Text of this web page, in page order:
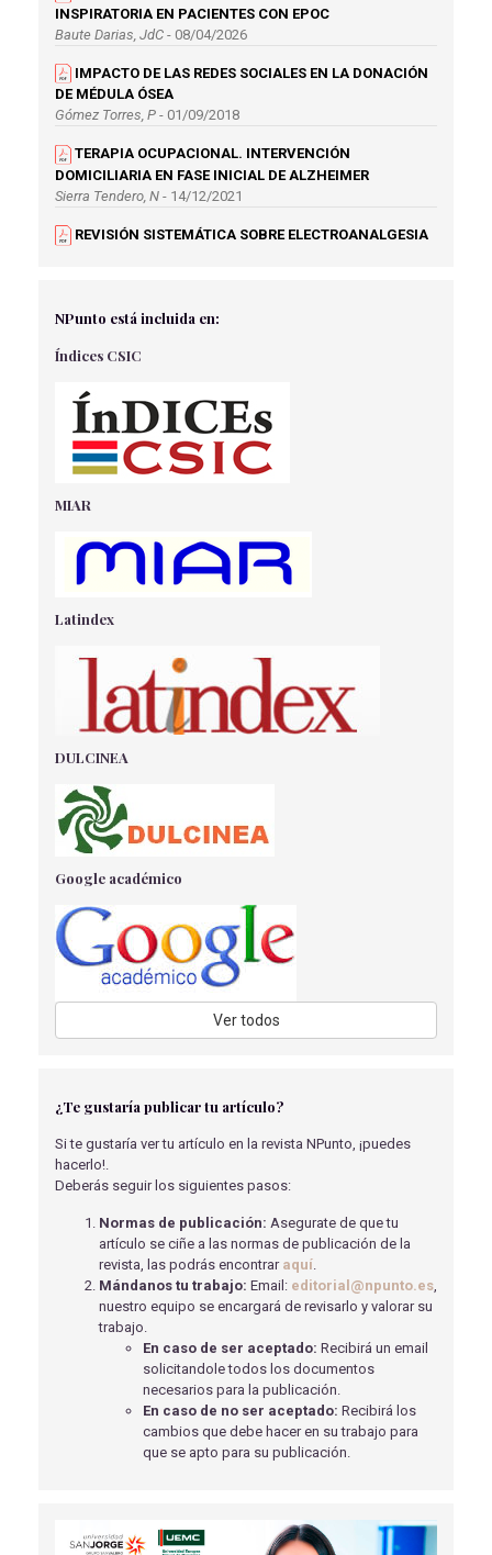
PREVENIR LA MUTACIÓN GENÉTICA
REQUENA TORRES, F
ALIMENTANCIÓN ENTERAL CON COMIDA CASERA EN
GASTROSTOMÍA ENDOSCÓPICA PERCUTÁNEA
García Muñoz, S
EFICACIA DE LA SUPLEMENTACIÓN CON GLUTAMINA
EN PACIENTES CRÍTICOS
García Muñoz, S
INSPIRATORIA EN PACIENTES CON EPOC
Baute Darias, JdC - 08/04/2026
IMPACTO DE LAS REDES SOCIALES EN LA DONACIÓN
DE MÉDULA ÓSEA
Gómez Torres, P - 01/09/2018
TERAPIA OCUPACIONAL. INTERVENCIÓN
DOMICILIARIA EN FASE INICIAL DE ALZHEIMER
Sierra Tendero, N - 14/12/2021
REVISIÓN SISTEMÁTICA SOBRE ELECTROANALGESIA
ARTÍCULO DE REVISIÓN - GESTIÓN DEL CUIDADO DE
SÍNDROME DE DISFUNCIÓN MULTIORGÁNICA
ESTRÉS EN EL PERSONAL EVENTUAL DE QUIRÓFANO
EN ORTOPEDIA Y TRAUMATOLOGÍA.
Mota Fernández J. - 02/04/2018
REVISIÓN BIBLIOGRÁFICA - TERAPIA FÁGICA COMO
Barco Güete, P
- 21/01/2021
TRIAJE EN ENFERMERÍA
LA CITOQUINA PROINFLAMATORIA INTERLEUQUINA-6
Fernández-Aparicio, Á., Correa-Rodríguez, M., Mohatar-Barba,
M., Enrique-Mirón, C., López-Olivares, M., González-Jiménez, E
08/09/2022
ACTUACIÓN SANITARIA PARA RCP EN MUJERES
GESTANTES
Tortosa Egea, S
CASO CLÍNICO: ICTERICIA MULTIFACTORIAL NO
Martos Martos, M- 01/09/2018
CUIDADOS EN EL POSOPERATORIO INMEDIATO DEL
PACIENTE CON TRASPLANTE CARDÍACO.
Navarro García C. - 02/04/2018
TRASTORNOS DE LA CONDUCTA ALIMENTARIA:
DETECCIÓN PRECOZ, ASPECTOS MÉDICOS Y ABORDAJE
CASO CLÍNICO - ESFUERZO PERCIBIDO EN LA
VOLUMÉTRICO Y DE FLUJO ENTRE SUJETOS OBESOS Y
CON NORMOPESO
QUILES MATEO, A- 13/05/2020
CAMBIOS EN LA SEXUALIDAD FEMENINA
PRODUCIDOS POR LA MENOPAUSIA. EDUCACIÓN
ENFERMERA
Jiménez Serrano, R - 01/09/2018
EL ABORTO, ENTRE LA LEGALIDAD Y LA BIOÉTICA
Granda Berridi, L- 01/06/2018
TRATAMIENTO FISIOTERÁPICO DEL ESGUINCE DE
TOBILLO EN EL FÚTBOL
Sánchez González, A- 17/11/2020
Sánchez Rodriguez, N- 28/02/2024
NPunto está incluida en:
Índices CSIC
MIAR
Latindex
DULCINEA
Google académico
Ver todos
¿Te gustaría publicar tu artículo?
Si te gustaría ver tu artículo en la revista NPunto, ¡puedes
hacerlo!.
Deberás seguir los siguientes pasos:
Normas de publicación: Asegurate de que tu
artículo se ciñe a las normas de publicación de la
revista, las podrás encontrar aquí.
Mándanos tu trabajo: Email: editorial@npunto.es,
nuestro equipo se encargará de revisarlo y valorar su
trabajo.
En caso de ser aceptado: Recibirá un email
solicitandole todos los documentos
necesarios para la publicación.
En caso de no ser aceptado: Recibirá los
cambios que debe hacer en su trabajo para
que se apto para su publicación.